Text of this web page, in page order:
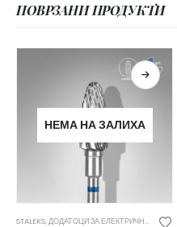
ПОВРЗАНИ ПРОДУКТИ
НЕМА НА ЗАЛИХА
STALEKS,ДОДАТОЦИ ЗА ЕЛЕКТРИЧНА МАШИНКА